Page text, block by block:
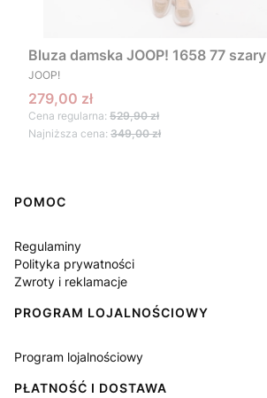
Bluza damska JOOP! 1658 77 szary
PRODUCENT
JOOP!
Cena promocyjna
279,00 zł
Cena regularna: 529,90 zł
Najniższa cena: 349,00 zł
Linki w stopce
POMOC
Regulaminy
Polityka prywatności
Zwroty i reklamacje
PROGRAM LOJALNOŚCIOWY
Program lojalnościowy
PŁATNOŚĆ I DOSTAWA